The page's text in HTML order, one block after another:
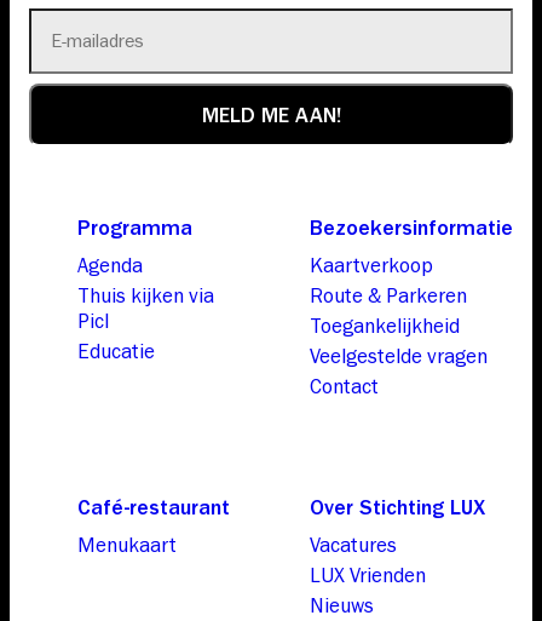
Programma
Agenda
Thuis kijken via
Picl
Educatie
Bezoekersinformatie
Kaartverkoop
Route & Parkeren
Toegankelijkheid
Veelgestelde vragen
Contact
Café-restaurant
Menukaart
Over Stichting LUX
Vacatures
LUX Vrienden
Nieuws